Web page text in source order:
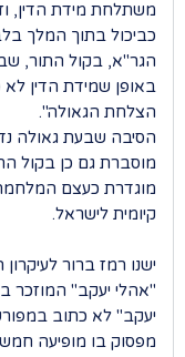
משתלחת מידת הדין,
כביכול בתוך המלך
הגר"א, בקול התור,
באופן שמידת הדין
הצלחת הגאולה".
הסיבה שבעת גאולה
מוסברת גם כן בקול
מוגדרת כעצם
קיומית לישראל.
ישנו רמז ברור
"אהלי יעקב" המוזכר
יעקב" לא כתוב
מפסוק בו מופיעה